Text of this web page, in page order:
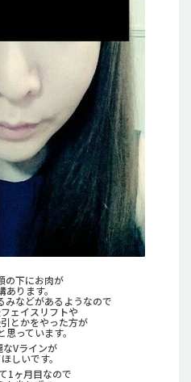
の下にお肉が
あります。
みなどがあるようなので
ェイスリフトや
とかをやった方が
っています。
なVラインが
しいです。
1ヶ月目なので